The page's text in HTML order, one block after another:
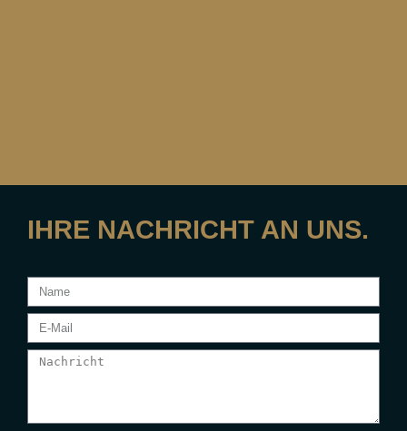
IHRE NACHRICHT AN UNS.